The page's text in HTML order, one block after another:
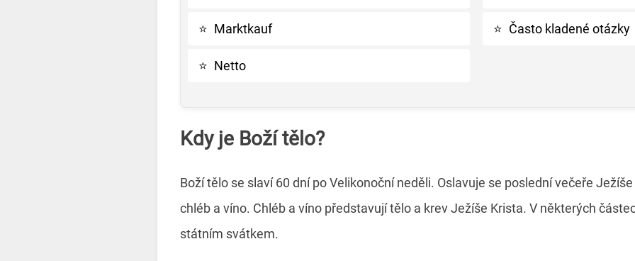
⭐ Marktkauf
⭐ Netto
⭐ Často kladené otázky
Kdy je Boží tělo?
Boží tělo se slaví 60 dní po Velikonoční neděli. Oslavuje se poslední večeře
chléb a víno. Chléb a víno představují tělo a krev Ježíše Krista. V některých
státním svátkem.